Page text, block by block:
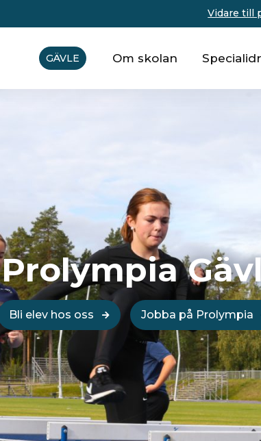
Vidare till
GÄVLE Om skolan
Prolympia
Bli elev hos oss Jobba på Prolympia